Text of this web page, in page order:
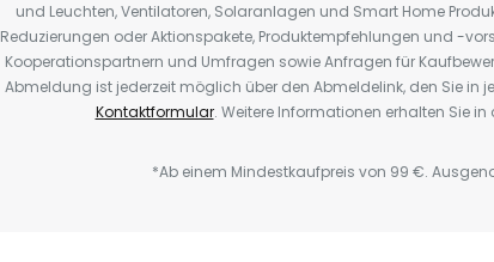
und Leuchten, Ventilatoren, Solaranlagen und Smart Home
Reduzierungen oder Aktionspakete, Produktempfehlungen und -
Kooperationspartnern und Umfragen sowie Anfragen für
Abmeldung ist jederzeit möglich über den Abmeldelink, den Sie in
Kontaktformular. Weitere Informationen erhalten Sie in
*Ab einem Mindestkaufpreis von 99 €.